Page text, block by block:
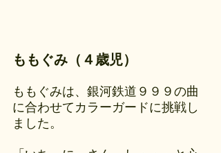
ももぐみ（４歳児）
ももぐみは、銀河鉄道９９９の曲
に合わせてカラーガードに挑戦し
ました。